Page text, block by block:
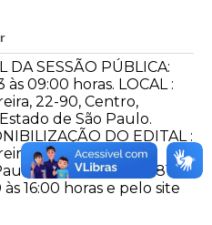
DA SESSÃO PÚBLICA:
09:00 horas. LOCAL :
22-90, Centro,
Estado de São Paulo.
DO EDITAL :
22-90, Centro,
Fone: (17) 3243-8160,
16:00 horas e pelo site